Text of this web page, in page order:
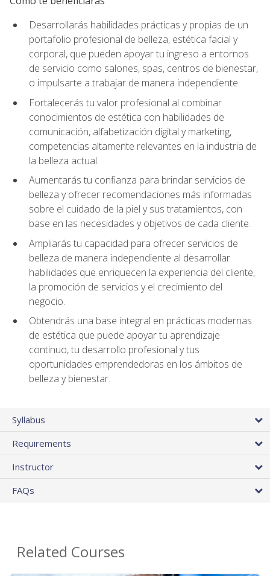
Desarrollarás habilidades prácticas y propias de un
portafolio profesional de belleza, estética facial y
corporal, que pueden apoyar tu ingreso a entornos
de servicio como salones, spas, centros de bienestar,
o impulsarte a trabajar de manera independiente.
Fortalecerás tu valor profesional al combinar
conocimientos de estética con habilidades de
comunicación, alfabetización digital y marketing,
competencias altamente relevantes en la industria de
la belleza actual.
Aumentarás tu confianza para brindar servicios de
belleza y ofrecer recomendaciones más informadas
sobre el cuidado de la piel y sus tratamientos, con
base en las necesidades y objetivos de cada cliente.
Ampliarás tu capacidad para ofrecer servicios de
belleza de manera independiente al desarrollar
habilidades que enriquecen la experiencia del cliente,
la promoción de servicios y el crecimiento del
negocio.
Obtendrás una base integral en prácticas modernas
de estética que puede apoyar tu aprendizaje
continuo, tu desarrollo profesional y tus
oportunidades emprendedoras en los ámbitos de
belleza y bienestar.
Syllabus
Requirements
Instructor
FAQs
Related Courses